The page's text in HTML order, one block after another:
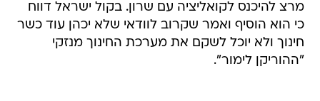
מרצ להיכנס לקואליציה עם שרון. בקול ישראל דווח
כי הוא הוסיף ואמר שקרוב לוודאי שלא יכהן עוד כשר
חינוך ולא יוכל לשקם את מערכת החינוך מנזקי
"ההוריקן לימור".